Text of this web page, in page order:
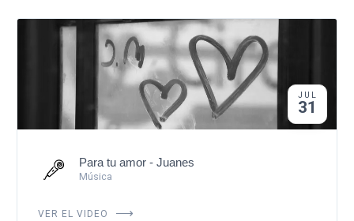
JUL
31
Para tu amor - Juanes
Música
VER EL VIDEO